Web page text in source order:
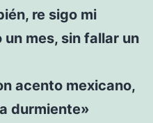
re sigo mi
mes, sin fallar un
acento mexicano,
durmiente»